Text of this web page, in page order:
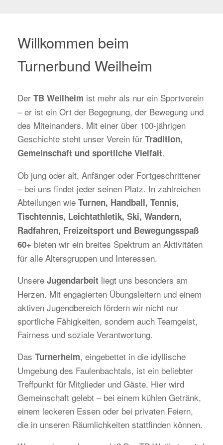
Willkommen beim
Turnerbund Weilheim
Der TB Weilheim ist mehr als nur ein Sportverein
– er ist ein Ort der Begegnung, der Bewegung und
des Miteinanders. Mit einer über 100-jährigen
Geschichte steht unser Verein für Tradition,
Gemeinschaft und sportliche Vielfalt.
Ob jung oder alt, Anfänger oder Fortgeschrittener
– bei uns findet jeder seinen Platz. In zahlreichen
Abteilungen wie Turnen, Handball, Tennis,
Tischtennis, Leichtathletik, Ski, Wandern,
Radfahren, Freizeitsport und Bewegungsspaß
60+ bieten wir ein breites Spektrum an Aktivitäten
für alle Altersgruppen und Interessen.
Unsere Jugendarbeit liegt uns besonders am
Herzen. Mit engagierten Übungsleitern und einem
aktiven Jugendbereich fördern wir nicht nur
sportliche Fähigkeiten, sondern auch Teamgeist,
Fairness und soziale Verantwortung.
Das Turnerheim, eingebettet in die idyllische
Umgebung des Faulenbachtals, ist ein beliebter
Treffpunkt für Mitglieder und Gäste. Hier wird
Gemeinschaft gelebt – bei einem kühlen Getränk,
einem leckeren Essen oder bei privaten Feiern,
die in unseren Räumlichkeiten stattfinden können.